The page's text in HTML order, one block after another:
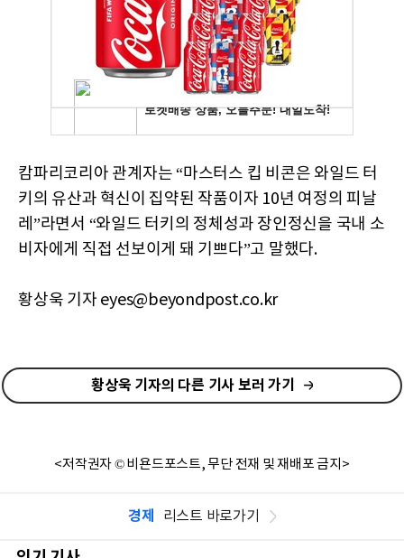
캄파리코리아 관계자는 “마스터스 킵 비콘은 와일드 터
키의 유산과 혁신이 집약된 작품이자 10년 여정의 피날
레”라면서 “와일드 터키의 정체성과 장인정신을 국내 소
비자에게 직접 선보이게 돼 기쁘다”고 말했다.
황상욱 기자 eyes@beyondpost.co.kr
황상욱 기자의 다른 기사 보러 가기
<저작권자 © 비욘드포스트, 무단 전재 및 재배포 금지>
경제 리스트 바로가기